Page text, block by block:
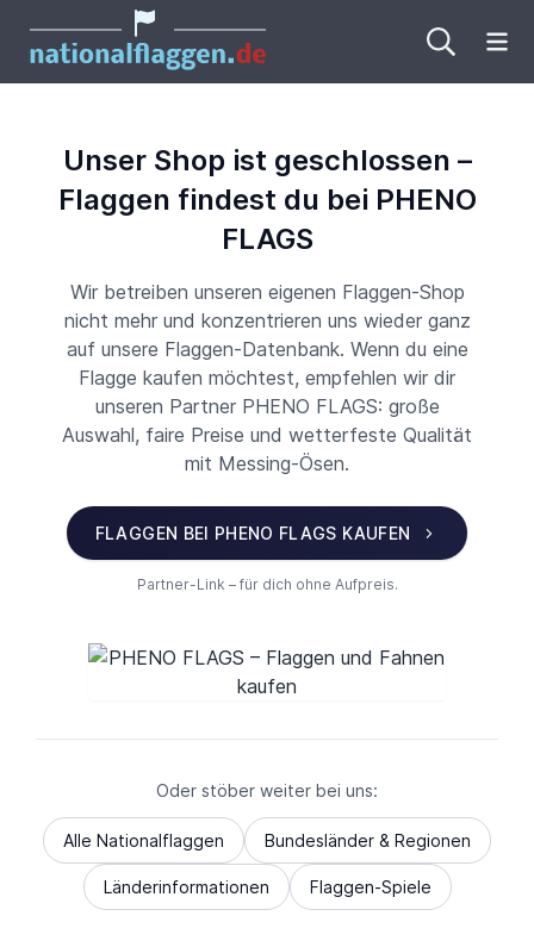
Unser Shop ist geschlossen –
Flaggen findest du bei PHENO
FLAGS
Wir betreiben unseren eigenen Flaggen-Shop
nicht mehr und konzentrieren uns wieder ganz
auf unsere Flaggen-Datenbank. Wenn du eine
Flagge kaufen möchtest, empfehlen wir dir
unseren Partner PHENO FLAGS: große
Auswahl, faire Preise und wetterfeste Qualität
mit Messing-Ösen.
FLAGGEN BEI PHENO FLAGS KAUFEN
Partner-Link – für dich ohne Aufpreis.
Oder stöber weiter bei uns:
Alle Nationalflaggen Bundesländer & Regionen
Länderinformationen Flaggen-Spiele